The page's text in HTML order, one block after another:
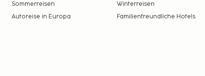
Sommerreisen Winterreisen
Autoreise in Europa
Familienfreundliche Hotels